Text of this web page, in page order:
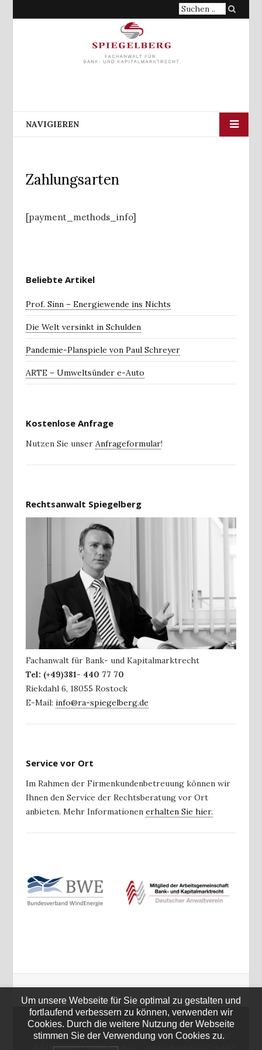
Suche
NAVIGIEREN
Zahlungsarten
[payment_methods_info]
Beliebte Artikel
Prof. Sinn – Energiewende ins Nichts
Die Welt versinkt in Schulden
Pandemie-Planspiele von Paul Schreyer
ARTE – Umweltsünder e-Auto
Kostenlose Anfrage
Nutzen Sie unser Anfrageformular!
Rechtsanwalt Spiegelberg
Fachanwalt für Bank- und Kapitalmarktrecht
Tel: (+49)381- 440 77 70
Riekdahl 6, 18055 Rostock
E-Mail: info@ra-spiegelberg.de
Service vor Ort
Im Rahmen der Firmenkundenbetreuung können wir
Ihnen den Service der Rechtsberatung vor Ort
anbieten. Mehr Informationen erhalten Sie hier.
STARTSEITE
KOSTENLOSE ANFRAGE
SERVICE & DOWNLOADS
KONTAKT
IMPRESSUM
Um unsere Webseite für Sie optimal zu gestalten und
fortlaufend verbessern zu können, verwenden wir
Cookies. Durch die weitere Nutzung der Webseite
stimmen Sie der Verwendung von Cookies zu.